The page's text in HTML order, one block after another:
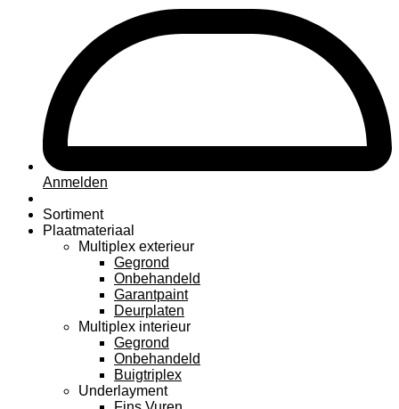
Anmelden
Sortiment
Plaatmateriaal
Multiplex exterieur
Gegrond
Onbehandeld
Garantpaint
Deurplaten
Multiplex interieur
Gegrond
Onbehandeld
Buigtriplex
Underlayment